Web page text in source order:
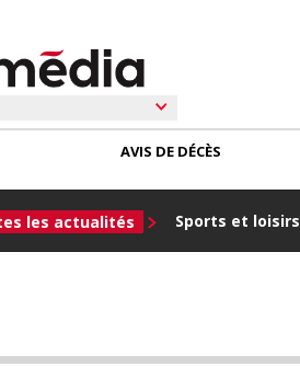
les actualités Sports et loisirs
AVIS DE DÉCÈS